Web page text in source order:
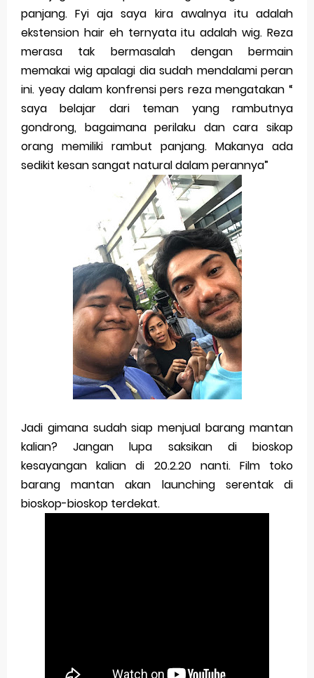
panjang. Fyi aja saya kira awalnya itu adalah
ekstension hair eh ternyata itu adalah wig. Reza
merasa tak bermasalah dengan bermain
memakai wig apalagi dia sudah mendalami peran
ini. yeay dalam konfrensi pers reza mengatakan “
saya belajar dari teman yang rambutnya
gondrong, bagaimana perilaku dan cara sikap
orang memiliki rambut panjang. Makanya ada
sedikit kesan sangat natural dalam perannya”
Jadi gimana sudah siap menjual barang mantan
kalian? Jangan lupa saksikan di bioskop
kesayangan kalian di 20.2.20 nanti. Film toko
barang mantan akan launching serentak di
bioskop-bioskop terdekat.